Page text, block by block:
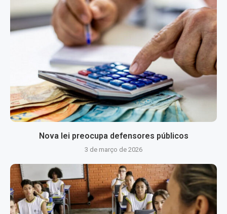
Nova lei preocupa defensores públicos
3 de março de 2026